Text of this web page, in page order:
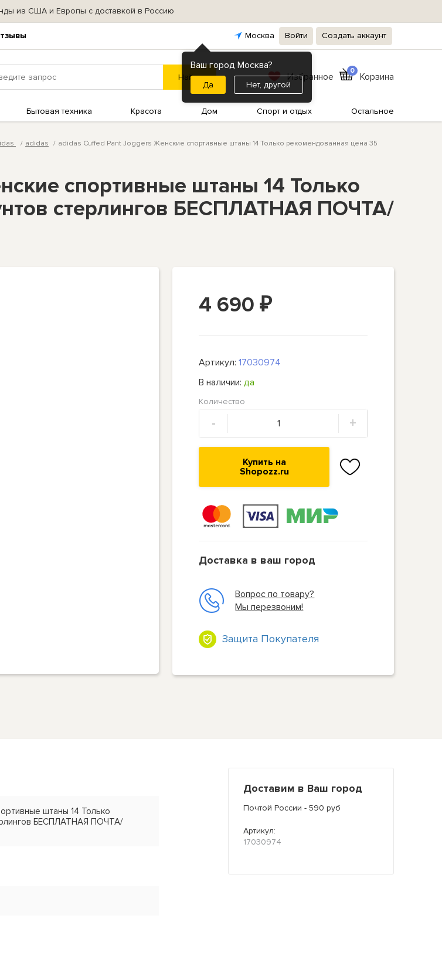
из США и Европы с доставкой в Россию
Москва
Ваш город Москва?
Нет, другой
Войти Создать аккаунт
Избранное
0
Корзина
Бытовая техника Красота Дом Спорт и отдых Остальное
adidas
adidas Cuffed Pant Joggers Женские спортивные штаны 14 Только рекомендованная цена 35
спортивные штаны 14 Только
стерлингов БЕСПЛАТНАЯ ПОЧТА/
4 690₽
Артикул:17030974
В наличии:да
Количество
- +
Купить на
Shopozz.ru
Доставка в ваш город
Вопрос по товару?
Мы перезвоним!
Защита Покупателя
штаны 14 Только
БЕСПЛАТНАЯ ПОЧТА/
Доставим в Ваш город
Почтой России - 590 руб
Артикул:
17030974